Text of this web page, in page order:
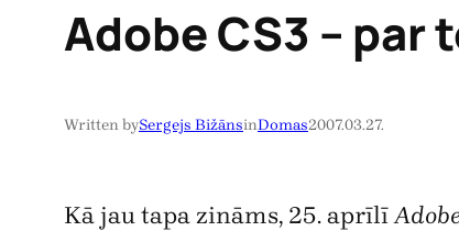
Adobe CS3 – par
Written bySergejs BižānsinDomas2007.03.27.
Kā jau tapa zināms, 25. aprīlī